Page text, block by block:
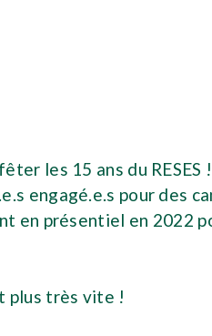
les 15 ans du RESES !
engagé.e.s pour des
en présentiel en 2022
plus très vite !